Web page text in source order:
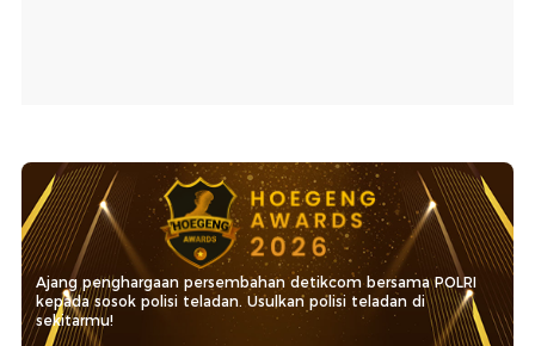
Ajang penghargaan persembahan detikcom bersama POLRI
kepada sosok polisi teladan. Usulkan polisi teladan di
sekitarmu!